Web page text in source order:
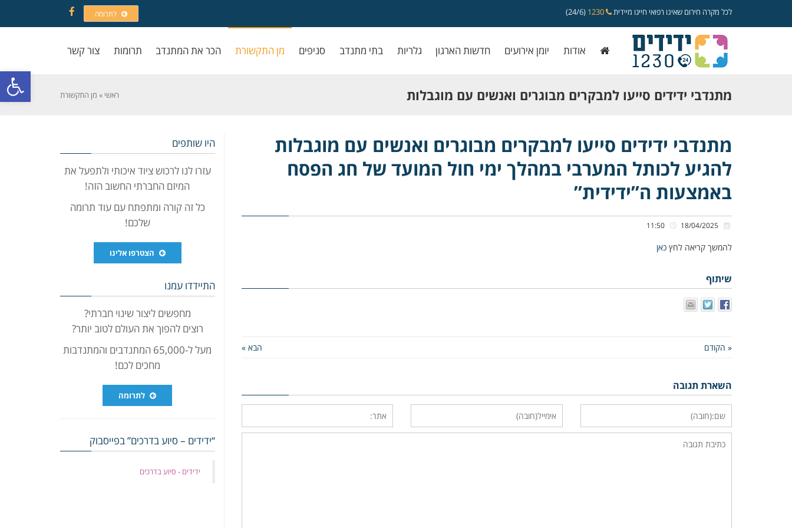
פתח
לכל מקרה חירום שאינו רפואי חייגו מיידית (24/6) לתרומה
Facebook
אודות יומן אירועים חדשות הארגון גלריות בתי מתנדב סניפים מן התקשורת הכר את המתנדב תרומות צור קשר
מתנדבי ידידים סייעו למבקרים מבוגרים ואנשים עם מוגבלות
להגיע לכותל המערבי במהלך ימי חול המועד של חג הפסח
באמצעות ה”ידידית”
ראשי » מן התקשורת
מתנדבי ידידים סייעו למבקרים מבוגרים ואנשים עם מוגבלות
להגיע לכותל המערבי במהלך ימי חול המועד של חג הפסח
באמצעות ה”ידידית”
להמשך קריאה לחץ כאן
שיתוף
« הקודם הבא »
השארת תגובה
היו שותפים
עזרו לנו לרכוש ציוד איכותי ולתפעל את
המיזם החברתי החשוב הזה!
כל זה קורה ומתפתח עם עוד תרומה
שלכם!
הצטרפו אלינו
התיידדו עמנו
מחפשים ליצור שינוי חברתי?
רוצים להפוך את העולם לטוב יותר?
מעל ל-65,000 המתנדבים והמתנדבות
מחכים לכם!
לתרומה
“ידידים – סיוע בדרכים” בפייסבוק
‏ידידים - סיוע בדרכים